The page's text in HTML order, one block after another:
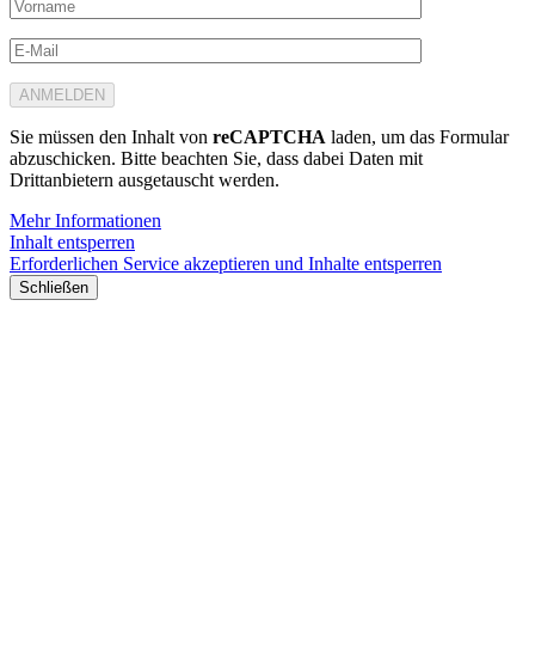
Sie müssen den Inhalt von reCAPTCHA laden, um das Formular
abzuschicken. Bitte beachten Sie, dass dabei Daten mit
Drittanbietern ausgetauscht werden.
Mehr Informationen
Inhalt entsperren
Erforderlichen Service akzeptieren und Inhalte entsperren
Schließen